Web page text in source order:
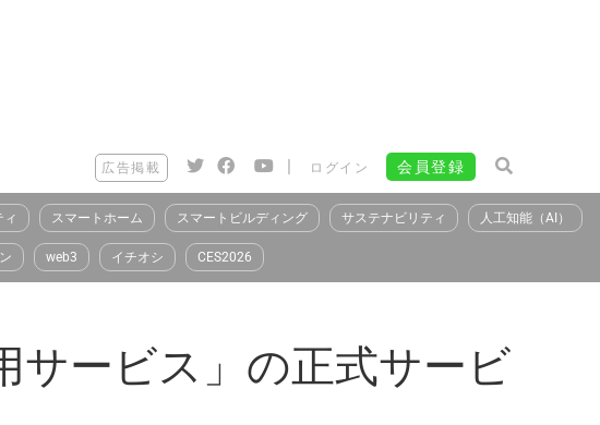
広告掲載 | ログイン 会員登録
ィ スマートホーム スマートビルディング サステナビリティ 人工知能（AI）
web3 イチオシ CES2026
サービス」の正式サービ